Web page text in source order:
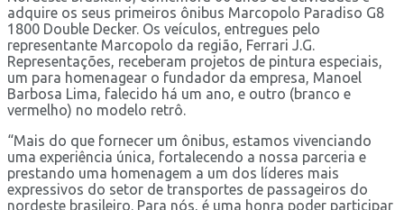
adquire os seus primeiros ônibus Marcopolo Paradiso G8
1800 Double Decker. Os veículos, entregues pelo
representante Marcopolo da região, Ferrari J.G.
Representações, receberam projetos de pintura especiais,
um para homenagear o fundador da empresa, Manoel
Barbosa Lima, falecido há um ano, e outro (branco e
vermelho) no modelo retrô.
“Mais do que fornecer um ônibus, estamos vivenciando
uma experiência única, fortalecendo a nossa parceria e
prestando uma homenagem a um dos líderes mais
expressivos do setor de transportes de passageiros do
nordeste brasileiro. Para nós, é uma honra poder participar